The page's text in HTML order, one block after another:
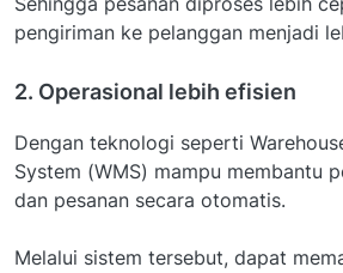
pengiriman ke pelanggan menjadi
2. Operasional lebih efisien
Dengan teknologi seperti
System (WMS) mampu membantu
dan pesanan secara otomatis.
Melalui sistem tersebut, dapat